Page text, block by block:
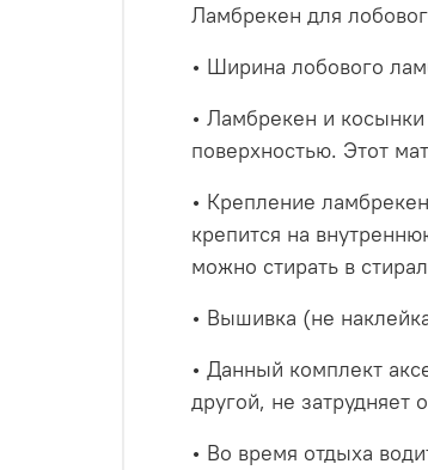
Ламбрекен для
• Ширина лобового
• Ламбрекен и
поверхностью. Этот
• Крепление
крепится на
можно стирать в
• Вышивка (не
• Данный комплект
другой, не затрудняет
• Во время отдыха